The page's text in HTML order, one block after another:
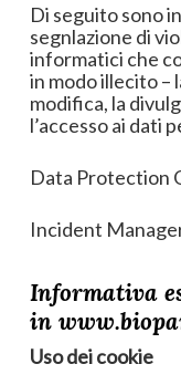
Di seguito sono
segnlazione di
informatici che
in modo illecito –
modifica, la
l’accesso ai dati
Data Protection
Incident
Informativa
in
Uso dei cookie